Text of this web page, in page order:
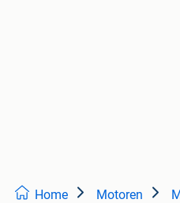
Home Motoren